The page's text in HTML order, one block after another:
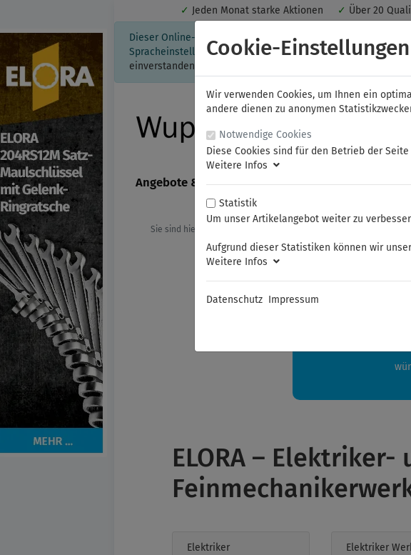
✓ Jeden Monat starke Aktionen ✓ Über 20
Dieser Online-Shop verwendet Cookies für ein optimales
Spracheinstellung auf Ihrem Rechner gespeichert. Ohne
einverstanden, klicken Sie bitte hier.
Angebote & Neuheiten FAMAG NWS
Sie sind hier:
zwischen
Ihre Bestellungen in
ELORA – Elektriker-
Elektriker
Elektriker
Cookie-Einstellungen
Wir verwenden Cookies, um Ihnen ein
andere dienen zu anonymen
Notwendige Cookies
Diese Cookies sind für den Betrieb der
Weitere Infos
Statistik
Um unser Artikelangebot weiter zu
Aufgrund dieser Statistiken können wir
Weitere Infos
Datenschutz Impressum